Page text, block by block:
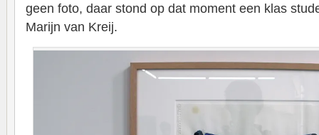
geen foto, daar stond op dat moment een klas
Marijn van Kreij.